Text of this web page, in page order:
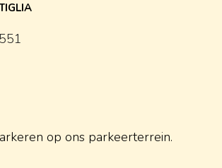
op ons parkeerterrein.